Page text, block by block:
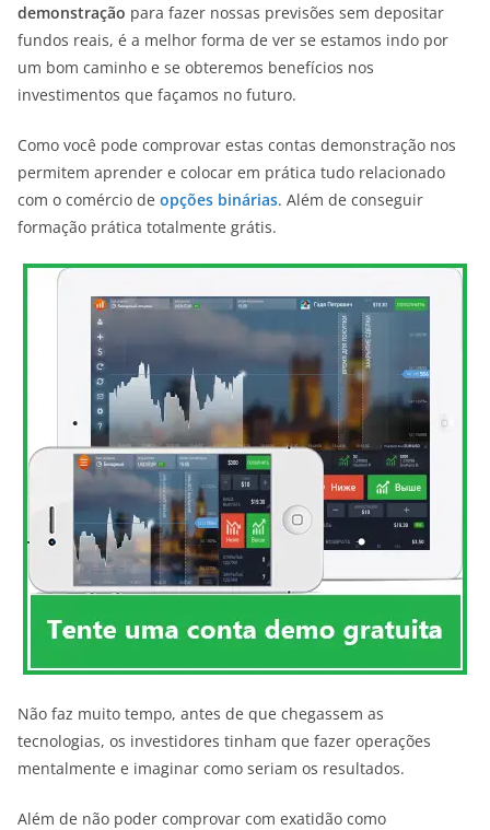
demonstração para fazer nossas previsões sem depositar
fundos reais, é a melhor forma de ver se estamos indo por
um bom caminho e se obteremos benefícios nos
investimentos que façamos no futuro.
Como você pode comprovar estas contas demonstração nos
permitem aprender e colocar em prática tudo relacionado
com o comércio de opções binárias. Além de conseguir
formação prática totalmente grátis.
Não faz muito tempo, antes de que chegassem as
tecnologias, os investidores tinham que fazer operações
mentalmente e imaginar como seriam os resultados.
Além de não poder comprovar com exatidão como